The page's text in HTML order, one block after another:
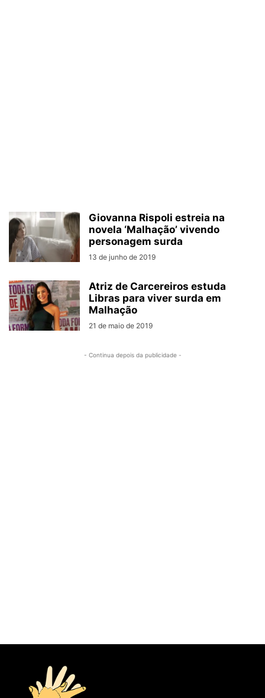
Giovanna Rispoli estreia na
novela ‘Malhação’ vivendo
personagem surda
13 de junho de 2019
Atriz de Carcereiros estuda
Libras para viver surda em
Malhação
21 de maio de 2019
- Continua depois da publicidade -